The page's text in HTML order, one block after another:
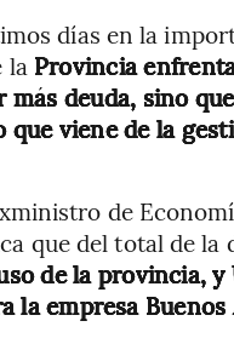
días en la
la Provincia
más deuda, sino
viene de la
de
que del total de la
de la provincia, y
empresa Buenos